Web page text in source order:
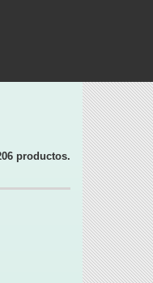
productos.